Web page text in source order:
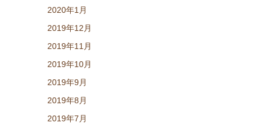
2020年1月
2019年12月
2019年11月
2019年10月
2019年9月
2019年8月
2019年7月